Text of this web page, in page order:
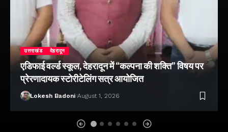
उत्तराखंड देहरादून
एडिफाई वर्ल्ड स्कूल, देहरादून में “कल्पना की शक्ति” विषय पर
प्रेरणादायक स्टोरीटेलिंग सत्र आयोजित
Lokesh Badoni August 1, 2026